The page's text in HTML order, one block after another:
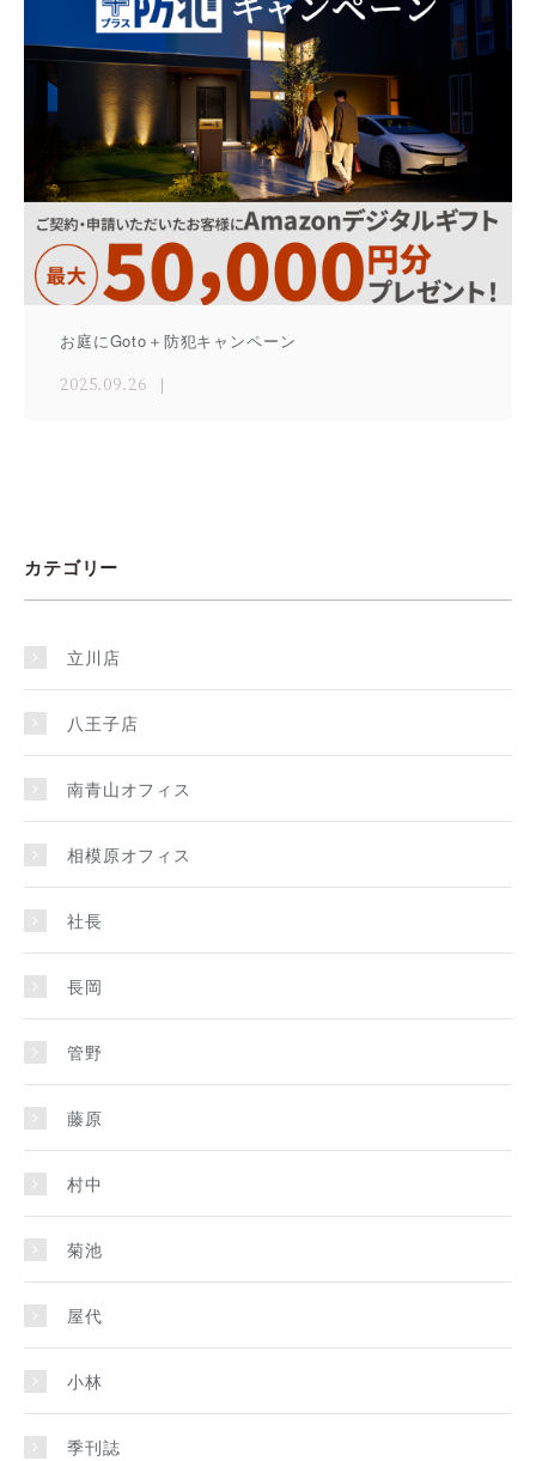
お庭にGoto＋防犯キャンペーン
2025.09.26
カテゴリー
立川店
八王子店
南青山オフィス
相模原オフィス
社長
長岡
管野
藤原
村中
菊池
屋代
小林
季刊誌